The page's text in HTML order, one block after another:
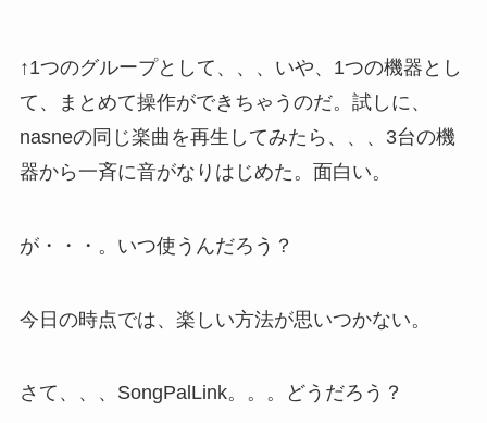
↑1つのグループとして、、、いや、1つの機器とし
て、まとめて操作ができちゃうのだ。試しに、
nasneの同じ楽曲を再生してみたら、、、3台の機
器から一斉に音がなりはじめた。面白い。
が・・・。いつ使うんだろう？
今日の時点では、楽しい方法が思いつかない。
さて、、、SongPalLink。。。どうだろう？